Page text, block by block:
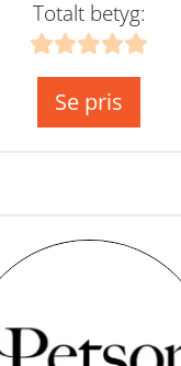
Totalt betyg:
Se pris